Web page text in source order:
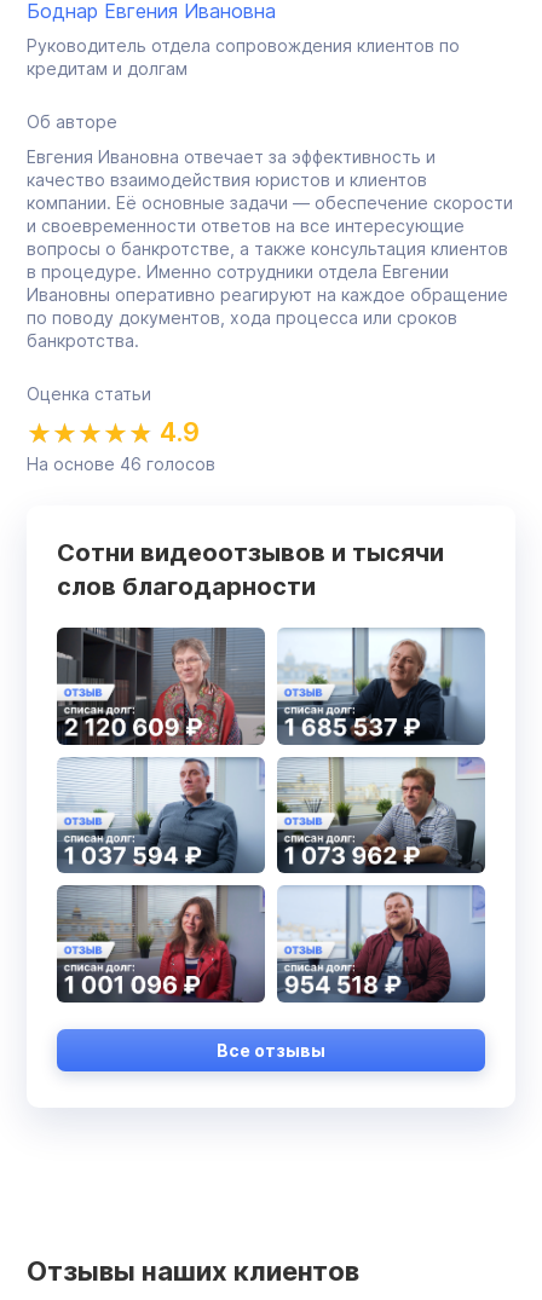
Боднар Евгения Ивановна
Руководитель отдела сопровождения клиентов по
кредитам и долгам
Об авторе
Евгения Ивановна отвечает за эффективность и
качество взаимодействия юристов и клиентов
компании. Её основные задачи — обеспечение скорости
и своевременности ответов на все интересующие
вопросы о банкротстве, а также консультация клиентов
в процедуре. Именно сотрудники отдела Евгении
Ивановны оперативно реагируют на каждое обращение
по поводу документов, хода процесса или сроков
банкротства.
Оценка статьи
4.9
На основе 46 голосов
Сотни видеоотзывов и тысячи
слов благодарности
Все отзывы
Отзывы наших клиентов